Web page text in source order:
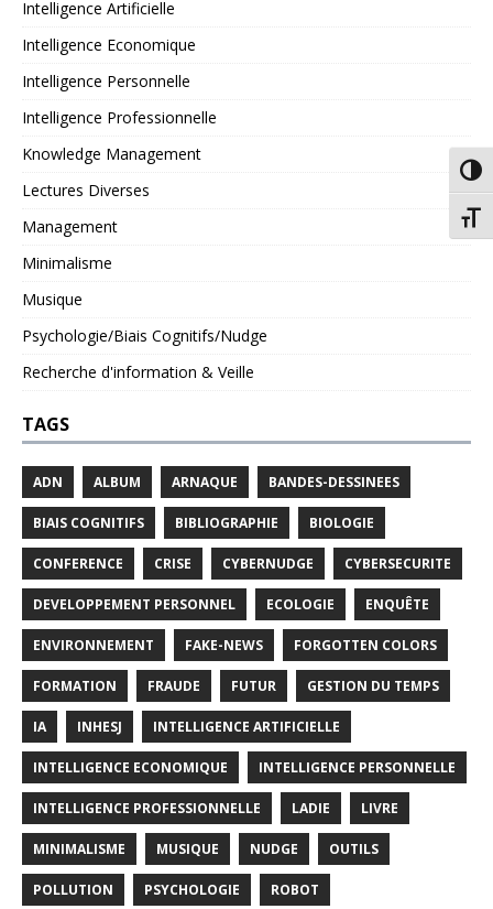
Intelligence Artificielle
Intelligence Economique
Intelligence Personnelle
Intelligence Professionnelle
Knowledge Management
Lectures Diverses
Management
Minimalisme
Musique
Psychologie/Biais Cognitifs/Nudge
Recherche d'information & Veille
TAGS
ADN ALBUM ARNAQUE BANDES-DESSINEES
BIAIS COGNITIFS BIBLIOGRAPHIE BIOLOGIE
CONFERENCE CRISE CYBERNUDGE CYBERSECURITE
DEVELOPPEMENT PERSONNEL ECOLOGIE ENQUÊTE
ENVIRONNEMENT FAKE-NEWS FORGOTTEN COLORS
FORMATION FRAUDE FUTUR GESTION DU TEMPS
IA INHESJ INTELLIGENCE ARTIFICIELLE
INTELLIGENCE ECONOMIQUE INTELLIGENCE PERSONNELLE
INTELLIGENCE PROFESSIONNELLE LADIE LIVRE
MINIMALISME MUSIQUE NUDGE OUTILS
POLLUTION PSYCHOLOGIE ROBOT